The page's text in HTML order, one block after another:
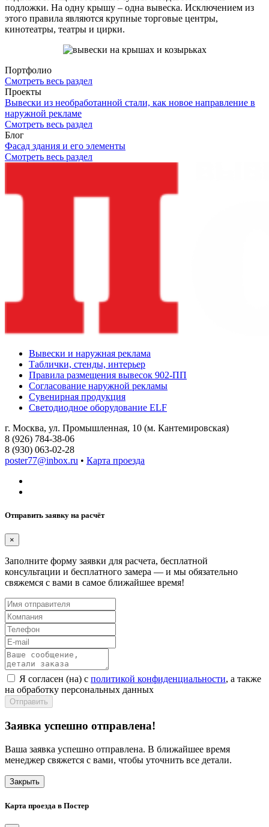
подложки. На одну крышу – одна вывеска. Исключением из
этого правила являются крупные торговые центры,
кинотеатры, театры и цирки.
Портфолио
Смотреть весь раздел
Проекты
Вывески из необработанной стали, как новое направление в
наружной рекламе
Смотреть весь раздел
Блог
Фасад здания и его элементы
Смотреть весь раздел
Вывески и наружная реклама
Таблички, стенды, интерьер
Правила размещения вывесок 902-ПП
Согласование наружной рекламы
Сувенирная продукция
Светодиодное оборудование ELF
г. Москва, ул. Промышленная, 10 (м. Кантемировская)
8 (926) 784-38-06
8 (930) 063-02-28
poster77@inbox.ru • Карта проезда
Отправить заявку на расчёт
×
Заполните форму заявки для расчета, бесплатной
консультации и бесплатного замера — и мы обязательно
свяжемся с вами в самое ближайшее время!
Я согласен (на) с политикой конфиденциальности, а также
на обработку персональных данных
Отправить
Заявка успешно отправлена!
Ваша заявка успешно отправлена. В ближайшее время
менеджер свяжется с вами, чтобы уточнить все детали.
Закрыть
Карта проезда в Постер